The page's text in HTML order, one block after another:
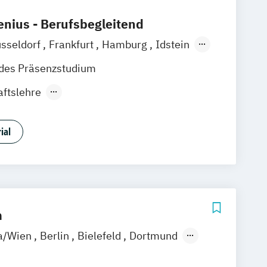
- Berufsbegleitend
Frankfurt Hamburg
Idstein
Online-Campus
Präsenzstudium
Wien Berlin Bielefeld
Dortmund